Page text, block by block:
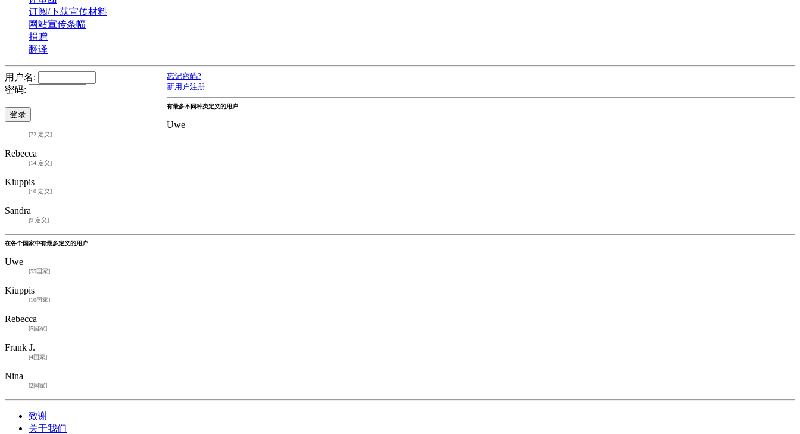
订阅/下载宣传材料
网站宣传条幅
捐赠
翻译
用户名:
密码:
忘记密码?
新用户注册
有最多不同种类定义的用户
Uwe
[72 定义]
Rebecca
[14 定义]
Kiuppis
[10 定义]
Sandra
[9 定义]
在各个国家中有最多定义的用户
Uwe
[55国家]
Kiuppis
[10国家]
Rebecca
[5国家]
Frank J.
[4国家]
Nina
[2国家]
致谢
关于我们